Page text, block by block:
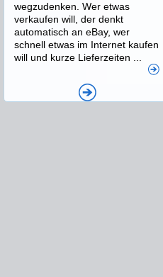
wegzudenken. Wer etwas
verkaufen will, der denkt
automatisch an eBay, wer
schnell etwas im Internet kaufen
will und kurze Lieferzeiten ...